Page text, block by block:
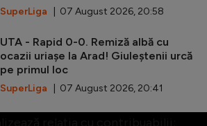
SuperLiga | 07 August 2026, 20:58
UTA - Rapid 0-0. Remiză albă cu
ocazii uriașe la Arad! Giuleștenii urcă
pe primul loc
SuperLiga | 07 August 2026, 20:41